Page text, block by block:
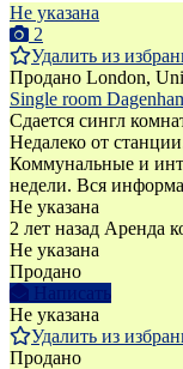
Не указана
2
Удалить из
Продано London,
Single room
Сдается сингл
Недалеко от
Коммунальные и
недели. Bся
Не указана
2 лет назад Аренда
Не указана
Продано
Написать
Не указана
Удалить из
Продано